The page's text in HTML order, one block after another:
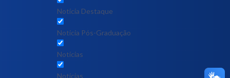
Notícia Destaque
Noticia Pós-Graduação
Notícias
Notícias